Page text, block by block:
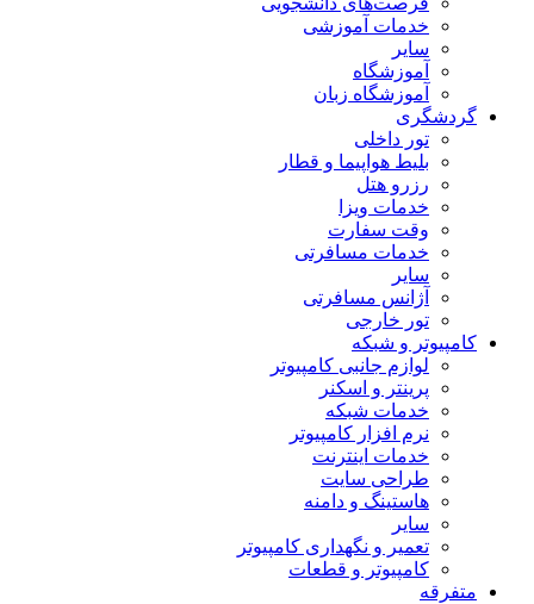
خدمات آموزشی
سایر
آموزشگاه
آموزشگاه زبان
گردشگری
تور داخلی
بلیط هواپیما و قطار
رزرو هتل
خدمات ویزا
وقت سفارت
خدمات مسافرتی
سایر
آژانس مسافرتی
تور خارجی
کامپیوتر و شبکه
لوازم جانبی کامپیوتر
پرینتر و اسکنر
خدمات شبکه
نرم افزار کامپیوتر
خدمات اینترنت
طراحی سایت
هاستینگ و دامنه
سایر
تعمیر و نگهداری کامپیوتر
کامپیوتر و قطعات
متفرقه